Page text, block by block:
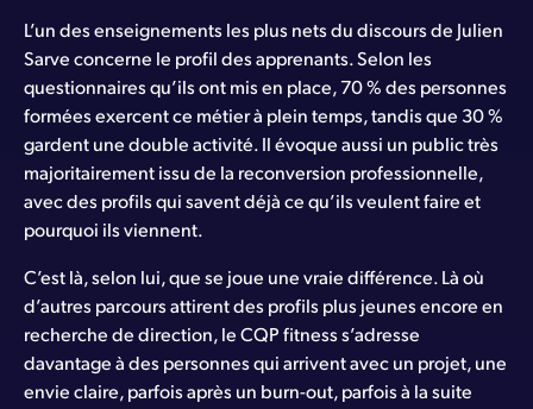
L’un des enseignements les plus nets du discours de Julien
Sarve concerne le profil des apprenants. Selon les
questionnaires qu’ils ont mis en place, 70 % des personnes
formées exercent ce métier à plein temps, tandis que 30 %
gardent une double activité. Il évoque aussi un public très
majoritairement issu de la reconversion professionnelle,
avec des profils qui savent déjà ce qu’ils veulent faire et
pourquoi ils viennent.
C’est là, selon lui, que se joue une vraie différence. Là où
d’autres parcours attirent des profils plus jeunes encore en
recherche de direction, le CQP fitness s’adresse
davantage à des personnes qui arrivent avec un projet, une
envie claire, parfois après un burn-out, parfois à la suite